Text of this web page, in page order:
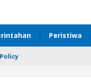
Peristiwa